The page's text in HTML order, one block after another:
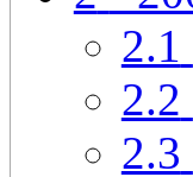
2.1
2.2
2.3